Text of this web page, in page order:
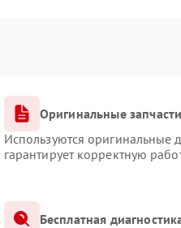
Оригинальные
Используются
гарантирует корректную
Бесплатная